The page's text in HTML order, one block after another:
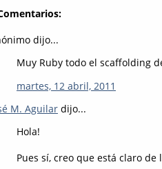
dijo...
Muy Ruby todo el scaffolding
martes, 12 abril, 2011
M. Aguilar dijo...
Hola!
Pues sí, creo que está claro